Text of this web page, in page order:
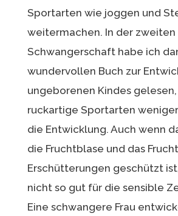
Sportarten wie joggen und
weitermachen. In der zweiten
Schwangerschaft habe ich
wundervollen Buch zur
ungeborenen Kindes gelesen,
ruckartige Sportarten
die Entwicklung. Auch wenn
die Fruchtblase und das
Erschütterungen geschützt
nicht so gut für die sensible
Eine schwangere Frau